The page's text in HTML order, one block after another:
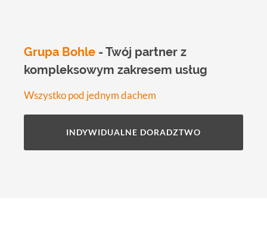
Grupa Bohle - Twój partner z
kompleksowym zakresem usług
Wszystko pod jednym dachem
INDYWIDUALNE DORADZTWO